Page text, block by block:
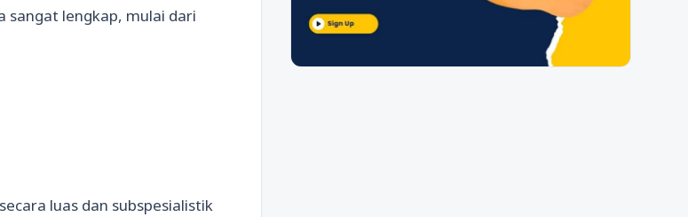
sangat lengkap, mulai dari
luas dan subspesialistik